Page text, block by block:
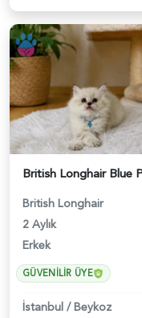
British Longhair
2 Aylık
Erkek
GÜVENILIR ÜYE
İstanbul /Beykoz